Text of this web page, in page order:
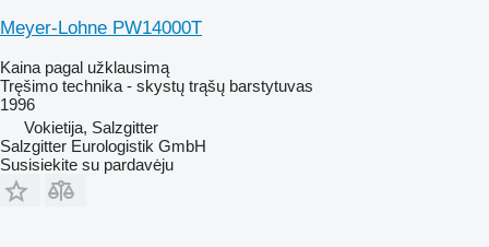
Meyer-Lohne PW14000T
Kaina pagal užklausimą
Tręšimo technika - skystų trąšų barstytuvas
1996
Vokietija, Salzgitter
Salzgitter Eurologistik GmbH
Susisiekite su pardavėju